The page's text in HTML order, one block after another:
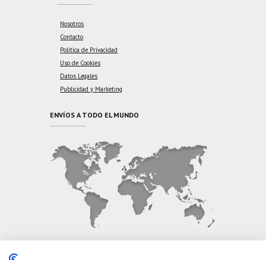
Nosotros
Contacto
Política de Privacidad
Uso de Cookies
Datos Legales
Publicidad y Marketing
ENVÍOS A TODO EL MUNDO